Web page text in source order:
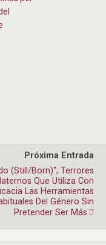
Próxima Entrada
(Still/Born)"; Terrores
Que Utiliza Con
Las Herramientas
Del Género Sin
Pretender Ser Más